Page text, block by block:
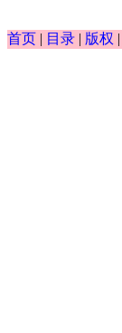
首页 | 目录 | 版权 |